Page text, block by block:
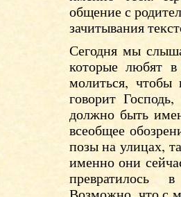
общение с
зачитывания
Сегодня мы
которые любят в
молиться,
говорит
должно быть
всеобщее
позы на улицах,
именно они
превратилось